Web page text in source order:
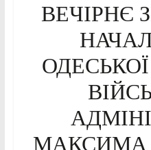
ВЕЧІРНЄ
МАКСИМА